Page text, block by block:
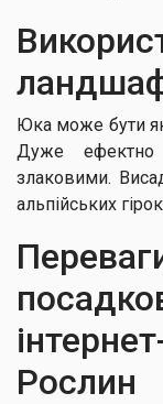
Юка може бути як
Дуже ефектно
злаковими.
альпійських
Рослин